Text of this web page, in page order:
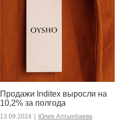
Продажи Inditex выросли на
10,2% за полгода
13.09.2024 Юлия Алтынбаева